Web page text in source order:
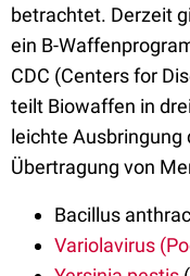
betrachtet. Derzeit
ein B-
CDC (Centers for
teilt Biowaffen in
leichte Ausbringung
Übertragung von
Bacillus
Variolavirus